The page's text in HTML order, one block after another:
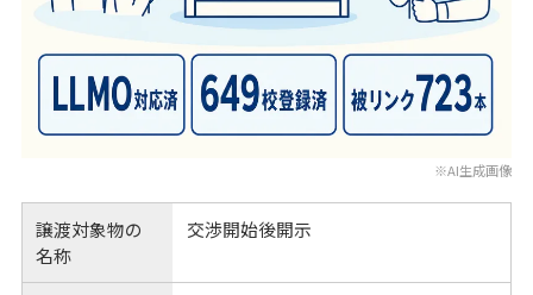
※AI生成画像
譲渡対象物の
名称
交渉開始後開示